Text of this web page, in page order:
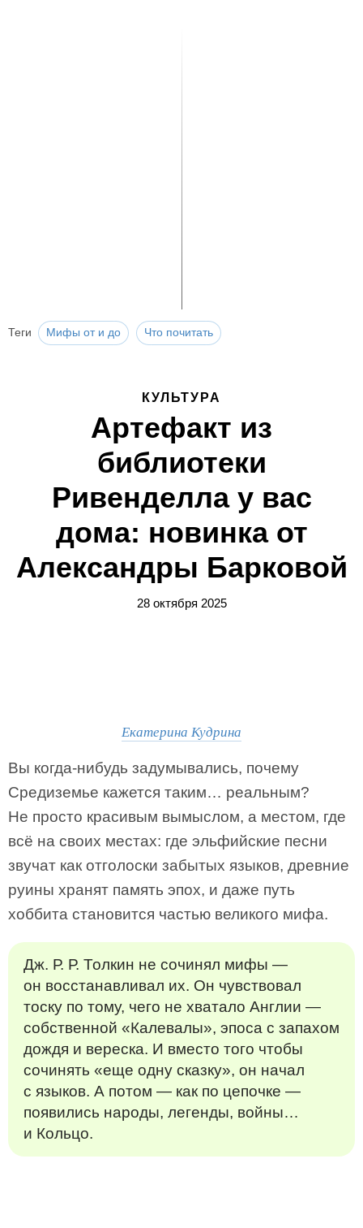
Теги Мифы от и до Что почитать
КУЛЬТУРА
Артефакт из
библиотеки
Ривенделла у вас
дома: новинка от
Александры Барковой
28 октября 2025
Екатерина Кудрина
Вы когда-нибудь задумывались, почему
Средиземье кажется таким… реальным?
Не просто красивым вымыслом, а местом, где
всё на своих местах: где эльфийские песни
звучат как отголоски забытых языков, древние
руины хранят память эпох, и даже путь
хоббита становится частью великого мифа.
Дж. Р. Р. Толкин не сочинял мифы —
он восстанавливал их. Он чувствовал
тоску по тому, чего не хватало Англии —
собственной «Калевалы», эпоса с запахом
дождя и вереска. И вместо того чтобы
сочинять «еще одну сказку», он начал
с языков. А потом — как по цепочке —
появились народы, легенды, войны…
и Кольцо.